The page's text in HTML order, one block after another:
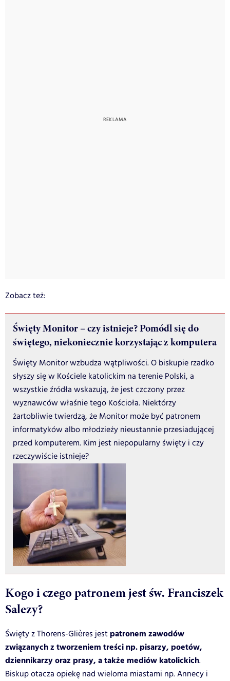
Zobacz też:
Święty Monitor – czy istnieje? Pomódl się do
świętego, niekoniecznie korzystając z komputera
Święty Monitor wzbudza wątpliwości. O biskupie rzadko
słyszy się w Kościele katolickim na terenie Polski, a
wszystkie źródła wskazują, że jest czczony przez
wyznawców właśnie tego Kościoła. Niektórzy
żartobliwie twierdzą, że Monitor może być patronem
informatyków albo młodzieży nieustannie przesiadującej
przed komputerem. Kim jest niepopularny święty i czy
rzeczywiście istnieje?
Kogo i czego patronem jest św. Franciszek
Salezy?
Święty z Thorens-Glières jest patronem zawodów
związanych z tworzeniem treści np. pisarzy, poetów,
dziennikarzy oraz prasy, a także mediów katolickich.
Biskup otacza opiekę nad wieloma miastami np. Annecy i